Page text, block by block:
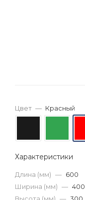
Цвет — Красный
Характеристики
Длина (мм) — 600
Ширина (мм) — 400